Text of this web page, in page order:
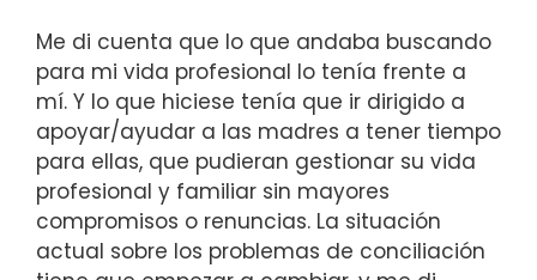
Me di cuenta que lo que andaba buscando
para mi vida profesional lo tenía frente a
mí. Y lo que hiciese tenía que ir dirigido a
apoyar/ayudar a las madres a tener tiempo
para ellas, que pudieran gestionar su vida
profesional y familiar sin mayores
compromisos o renuncias. La situación
actual sobre los problemas de conciliación